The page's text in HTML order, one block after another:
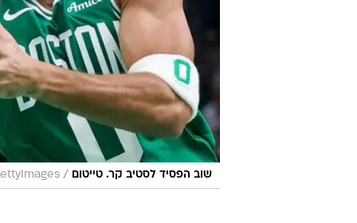
שוב הפסיד לסטיב קר. טייטום /